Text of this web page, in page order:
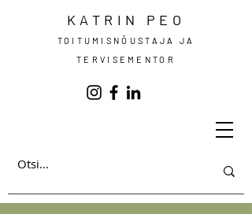
KATRIN PEO
TOITUMISNÕUSTAJA JA
TERVISEMENTOR